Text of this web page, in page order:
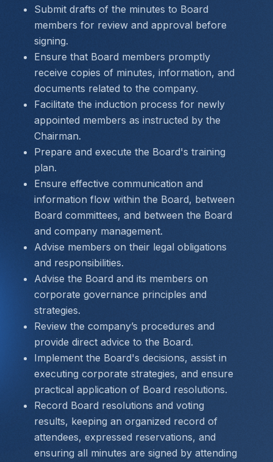
Submit drafts of the minutes to Board
members for review and approval before
signing.
Ensure that Board members promptly
receive copies of minutes, information, and
documents related to the company.
Facilitate the induction process for newly
appointed members as instructed by the
Chairman.
Prepare and execute the Board's training
plan.
Ensure effective communication and
information flow within the Board, between
Board committees, and between the Board
and company management.
Advise members on their legal obligations
and responsibilities.
Advise the Board and its members on
corporate governance principles and
strategies.
Review the company’s procedures and
provide direct advice to the Board.
Implement the Board's decisions, assist in
executing corporate strategies, and ensure
practical application of Board resolutions.
Record Board resolutions and voting
results, keeping an organized record of
attendees, expressed reservations, and
ensuring all minutes are signed by attending